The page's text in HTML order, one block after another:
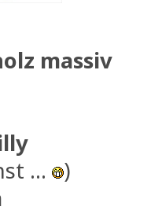
massiv
...
)